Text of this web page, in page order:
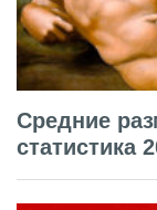
Средние
статистика